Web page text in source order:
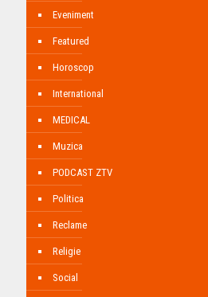
Eveniment
Featured
Horoscop
International
MEDICAL
Muzica
PODCAST ZTV
Politica
Reclame
Religie
Social